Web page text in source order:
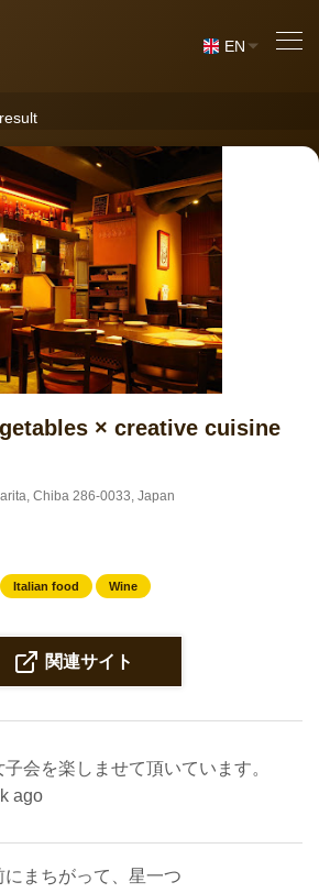
EN
× creative cuisine
Chiba 286-0033, Japan
Italian food Wine
関連サイト
子会を楽しませて頂いています。
ago
にまちがって、星一つ